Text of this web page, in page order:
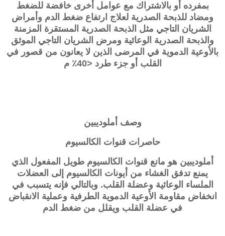
بمفرده أو بالاشتراك مع عوامل أخرى خافضة للضغط
ومضاد للذبحة الصدرية لعلاج ارتفاع ضغط الدم وأمراض
الشريان التاجي مثل الذبحة الصدرية المستقرة المزمنة
والذبحة الصدرية الوعائية ومرض الشريان التاجي الموثق
بالأوعية الدموية في المرضى الذين لا يعانون من قصور في
القلب أو جزء طرد <40٪ م
وصف أملوديبين
حاصرات قنوات الكالسيوم
أملوديبين هو مانع قنوات الكالسيوم طويل المفعول الذي
يمنع تدفق الغشاء من أيونات الكالسيوم إلى العضلات
الملساء الوعائية وعضلة القلب. وبالتالي فإنه يتسبب في
انخفاض مقاومة الأوعية الدموية الطرفية وعملية الانقباض
في عضلة القلب ويقلل من ضغط الدم